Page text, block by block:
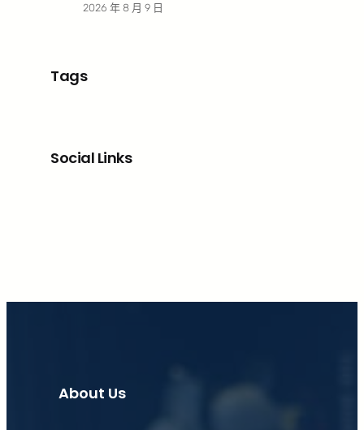
2026 年 8 月 9 日
Tags
Social Links
About Us